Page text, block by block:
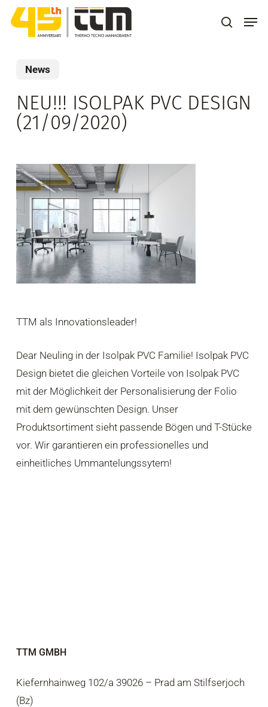
Skip
search
News
NEU!!! ISOLPAK PVC DESIGN
(21/09/2020)
TTM als Innovationsleader!
Dear Neuling in der Isolpak PVC Familie! Isolpak PVC
Design bietet die gleichen Vorteile von Isolpak PVC
mit der Möglichkeit der Personalisierung der Folio
mit dem gewünschten Design. Unser
Produktsortiment sieht passende Bögen und T-Stücke
vor. Wir garantieren ein professionelles und
einheitliches Ummantelungssytem!
TTM GMBH
Kiefernhainweg 102/a 39026 – Prad am Stilfserjoch
(Bz)